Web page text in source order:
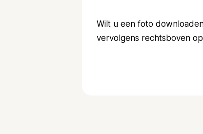
Wilt u een foto
vervolgens rechtsboven